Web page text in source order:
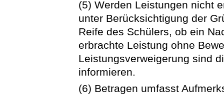
(5) Werden Leistungen nicht
unter Berücksichtigung der
Reife des Schülers, ob ein
erbrachte Leistung ohne
Leistungsverweigerung sind
informieren.
(6) Betragen umfasst